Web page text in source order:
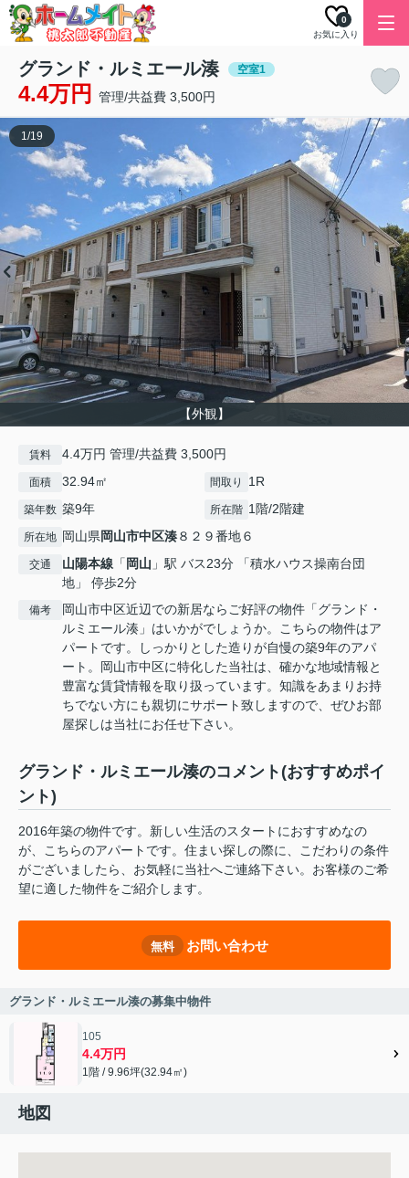
お気に入り
0
グランド・ルミエール湊 空室1
4.4万円 管理/共益費 3,500円
【外観】
1/19
賃料 4.4万円 管理/共益費 3,500円
面積 32.94㎡ 間取り 1R
築年数 築9年 所在階 1階/2階建
所在地 岡山県岡山市中区湊８２９番地６
交通 山陽本線 「 岡山 」駅 バス23分 「積水ハウス操南台団
地」 停歩2分
備考
岡山市中区近辺での新居ならご好評の物件「グランド・
ルミエール湊」はいかがでしょうか。こちらの物件はア
パートです。しっかりとした造りが自慢の築9年のアパ
ート。岡山市中区に特化した当社は、確かな地域情報と
豊富な賃貸情報を取り扱っています。知識をあまりお持
ちでない方にも親切にサポート致しますので、ぜひお部
屋探しは当社にお任せ下さい。
グランド・ルミエール湊のコメント(おすすめポイ
ント)
2016年築の物件です。新しい生活のスタートにおすすめなの
が、こちらのアパートです。住まい探しの際に、こだわりの条件
がございましたら、お気軽に当社へご連絡下さい。お客様のご希
望に適した物件をご紹介します。
無料 お問い合わせ
グランド・ルミエール湊の募集中物件
105
4.4万円
1階 / 9.96坪(32.94㎡)
地図